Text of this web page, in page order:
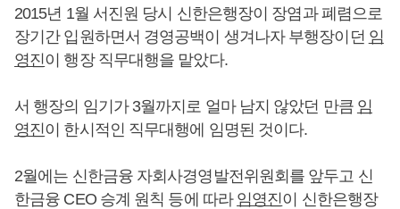
2015년 1월 서진원 당시 신한은행장이 장염과 폐렴으로
장기간 입원하면서 경영공백이 생겨나자 부행장이던 임
영진이 행장 직무대행을 맡았다.
서 행장의 임기가 3월까지로 얼마 남지 않았던 만큼 임
영진이 한시적인 직무대행에 임명된 것이다.
2월에는 신한금융 자회사경영발전위원회를 앞두고 신
한금융 CEO 승계 원칙 등에 따라 임영진이 신한은행장